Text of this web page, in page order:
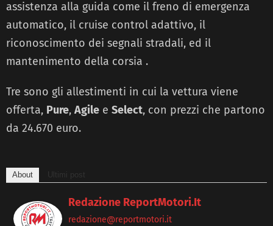
assistenza alla guida come il freno di emergenza
automatico, il cruise control adattivo, il
riconoscimento dei segnali stradali, ed il
mantenimento della corsia .
Tre sono gli allestimenti in cui la vettura viene
offerta, Pure, Agile e Select, con prezzi che partono
da 24.670 euro.
About Ultimi post
Redazione ReportMotori.it
redazione@reportmotori.it